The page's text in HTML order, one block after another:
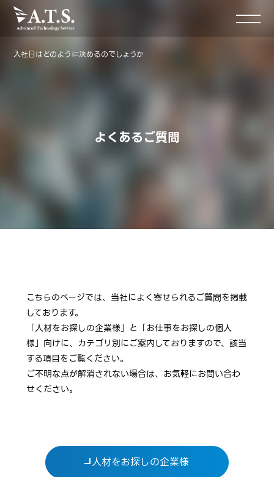
よくあるご質問
入社日はどのように決めるのでしょうか
こちらのページでは、当社によく寄せられるご質問を掲載
しております。
「人材をお探しの企業様」と「お仕事をお探しの個人
様」向けに、カテゴリ別にご案内しておりますので、該当
する項目をご覧ください。
ご不明な点が解消されない場合は、お気軽にお問い合わ
せください。
人材をお探しの企業様